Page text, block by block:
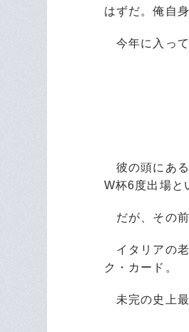
はずだ。俺自
今年に入って
彼の頭にある
W杯6度出場と
だが、その前
イタリアの老
ク・カード。
未完の史上最